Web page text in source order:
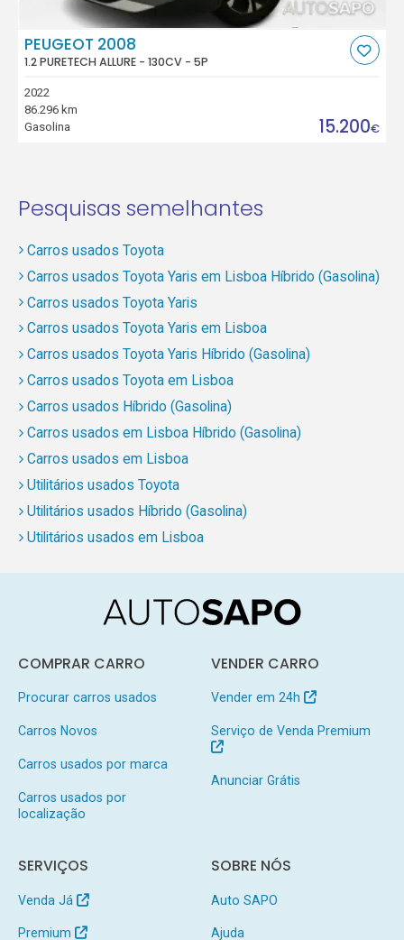
PEUGEOT 2008
1.2 PURETECH ALLURE - 130CV - 5P
2022
86.296 km
Gasolina
15.200€
Pesquisas semelhantes
Carros usados Toyota
Carros usados Toyota Yaris em Lisboa Híbrido (Gasolina)
Carros usados Toyota Yaris
Carros usados Toyota Yaris em Lisboa
Carros usados Toyota Yaris Híbrido (Gasolina)
Carros usados Toyota em Lisboa
Carros usados Híbrido (Gasolina)
Carros usados em Lisboa Híbrido (Gasolina)
Carros usados em Lisboa
Utilitários usados Toyota
Utilitários usados Híbrido (Gasolina)
Utilitários usados em Lisboa
COMPRAR CARRO
Procurar carros usados
Carros Novos
Carros usados por marca
Carros usados por
localização
VENDER CARRO
Vender em 24h
Serviço de Venda Premium
Anunciar Grátis
SERVIÇOS
Venda Já
Premium
SOBRE NÓS
Auto SAPO
Ajuda